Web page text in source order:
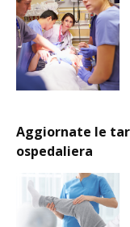
Aggiornate le
ospedaliera